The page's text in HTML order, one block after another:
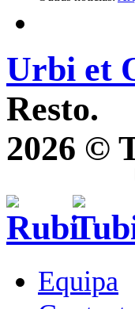
Urbi et
Resto.
2026 ©
Equipa